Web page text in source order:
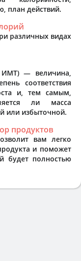
план действий.
различных видах
— величина,
соответствия
и, тем самым,
ли масса
или избыточной.
продуктов
вам легко
и поможет
будет полностью